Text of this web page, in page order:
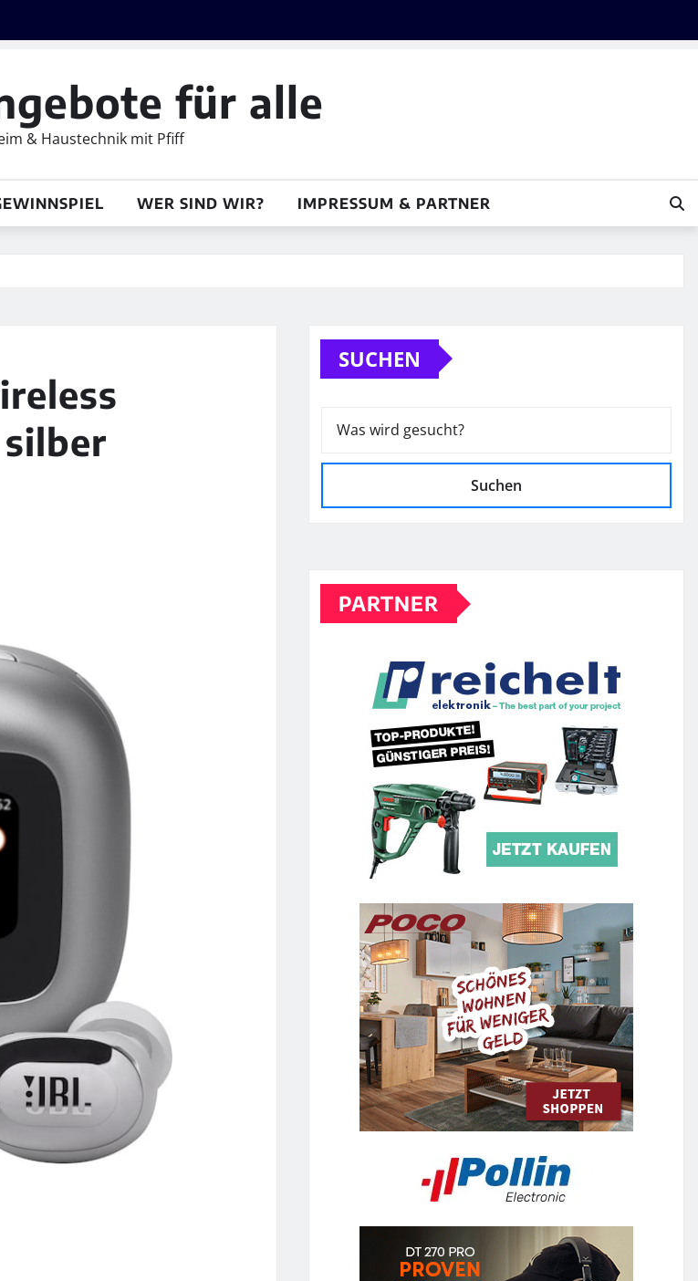
für alle
& Haustechnik mit Pfiff
WER SIND WIR? IMPRESSUM & PARTNER
SUCHEN
Suchen
PARTNER